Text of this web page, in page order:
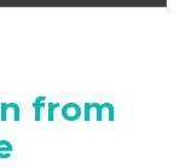
from